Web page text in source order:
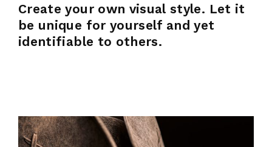
Create your own visual style. Let it
be unique for yourself and yet
identifiable to others.